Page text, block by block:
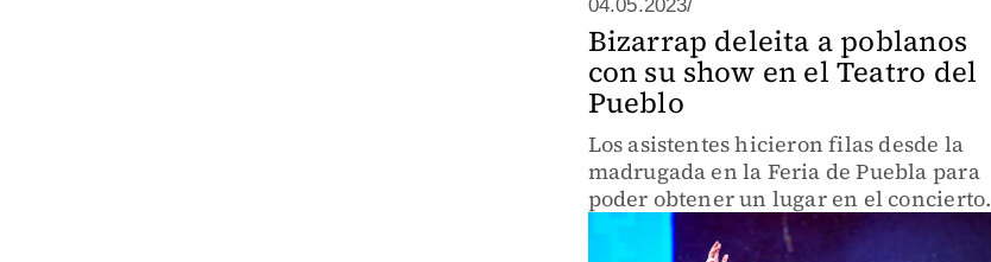
04.05.2023/
Bizarrap deleita a poblanos
con su show en el Teatro del
Pueblo
Los asistentes hicieron filas desde la
madrugada en la Feria de Puebla para
poder obtener un lugar en el concierto.